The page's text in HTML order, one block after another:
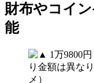
財布やコイ
能